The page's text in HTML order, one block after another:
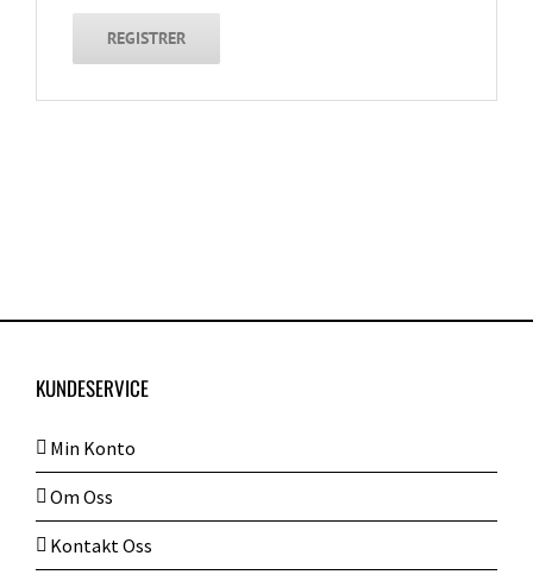
REGISTRER
KUNDESERVICE
Min Konto
Om Oss
Kontakt Oss